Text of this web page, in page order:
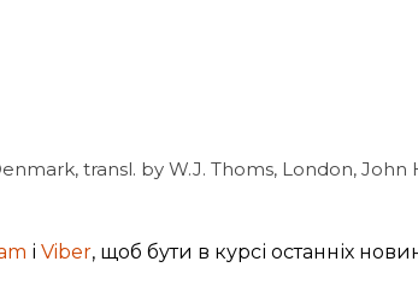
transl. by W.J. Thoms, London, John
іViber, щоб бути в курсі останніх